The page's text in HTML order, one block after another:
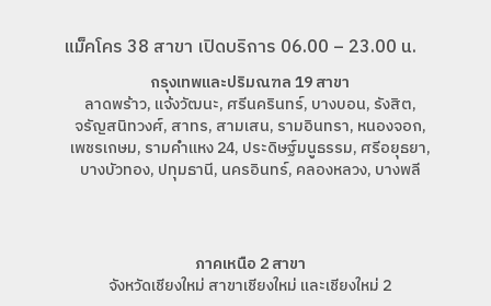
แม็คโคร 38 สาขา เปิดบริการ 06.00 – 23.00 น.
กรุงเทพและปริมณฑล 19 สาขา
ลาดพร้าว, แจ้งวัฒนะ, ศรีนครินทร์, บางบอน, รังสิต,
จรัญสนิทวงศ์, สาทร, สามเสน, รามอินทรา, หนองจอก,
เพชรเกษม, รามคำแหง 24, ประดิษฐ์มนูธรรม, ศรีอยุธยา,
บางบัวทอง, ปทุมธานี, นครอินทร์, คลองหลวง, บางพลี
ภาคเหนือ 2 สาขา
จังหวัดเชียงใหม่ สาขาเชียงใหม่ และเชียงใหม่ 2